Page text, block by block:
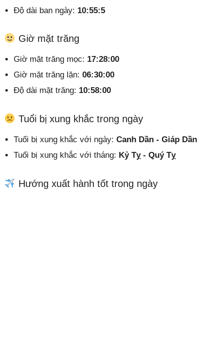
Độ dài ban ngày: 10:55:5
Giờ mặt trăng
Giờ mặt trăng mọc: 17:28:00
Giờ mặt trăng lặn: 06:30:00
Độ dài mặt trăng: 10:58:00
Tuổi bị xung khắc trong ngày
Tuổi bị xung khắc với ngày: Canh Dần - Giáp Dần
Tuổi bị xung khắc với tháng: Kỷ Tỵ - Quý Tỵ
Hướng xuất hành tốt trong ngày